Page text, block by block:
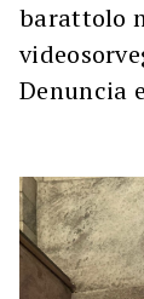
barattolo
Denuncia